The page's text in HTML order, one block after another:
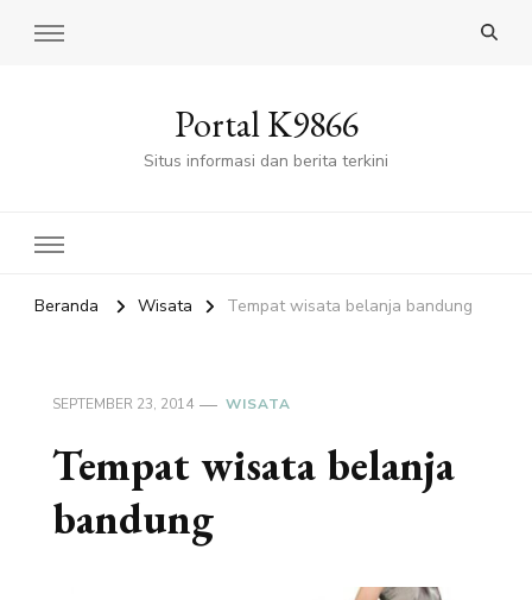
Portal K9866
Situs informasi dan berita terkini
Beranda Wisata Tempat wisata belanja bandung
SEPTEMBER 23, 2014 WISATA
Tempat wisata belanja
bandung